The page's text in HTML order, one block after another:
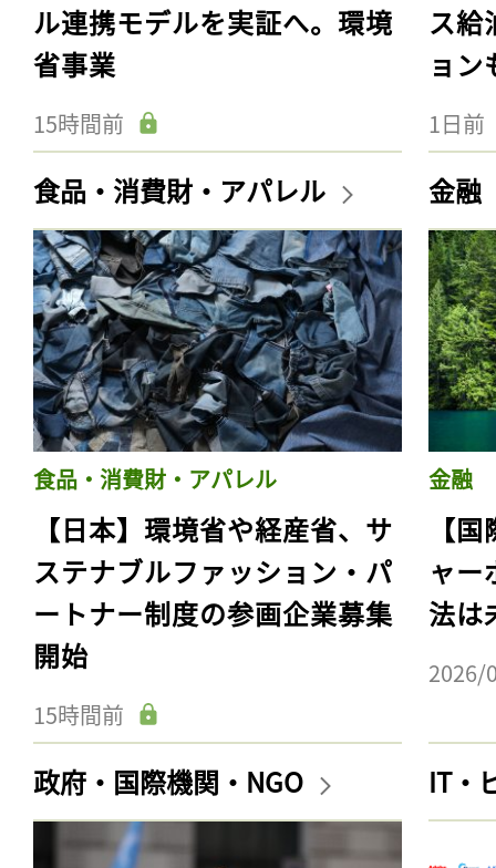
ル連携モデルを実証へ。環境
省事業
15時間前
ス給
ョン
1日前
食品・消費財・アパレル
食品・消費財・アパレル
【日本】環境省や経産省、サ
ステナブルファッション・パ
ートナー制度の参画企業募集
開始
15時間前
金融
金融
【
ャー
法は
2026/
政府・国際機関・NGO IT・